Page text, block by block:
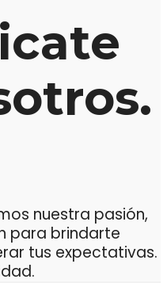
nuestra pasión,
para brindarte
tus expectativas.